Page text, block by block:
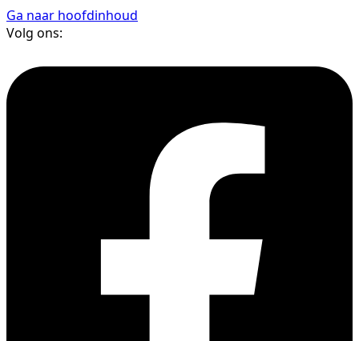
Ga naar hoofdinhoud
Volg ons: